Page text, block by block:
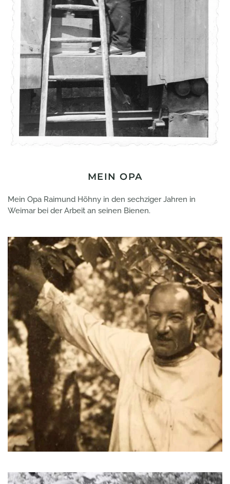
MEIN OPA
Mein Opa Raimund Höhny in den sechziger Jahren in
Weimar bei der Arbeit an seinen Bienen.